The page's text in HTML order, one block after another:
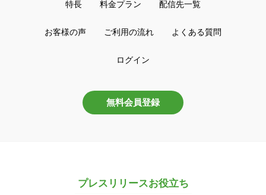
特長 料金プラン 配信先一覧
お客様の声 ご利用の流れ よくある質問
ログイン
無料会員登録
プレスリリースお役立ち